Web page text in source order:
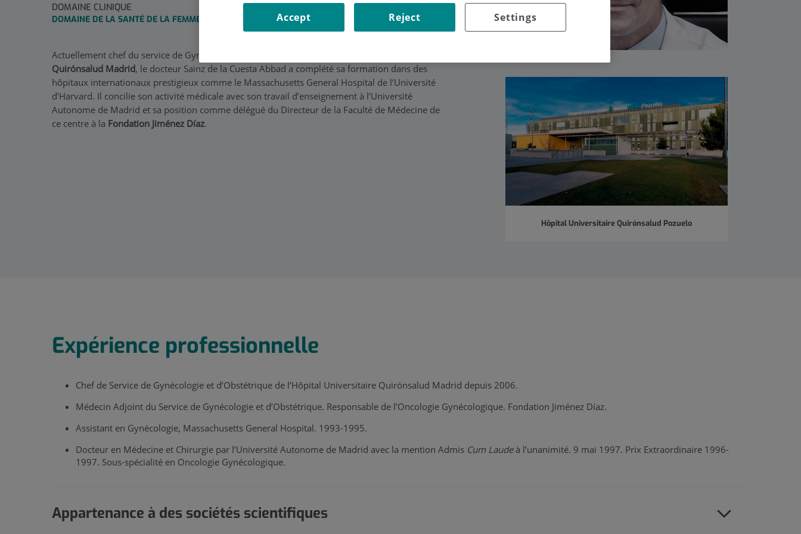
DOMAINE CLINIQUE
DOMAINE DE LA SANTÉ DE LA FEMME
Actuellement chef du service de Gynécologie et Obstétrique de l’
Quirónsalud Madrid, le docteur Sainz de la Cuesta Abbad a complété sa formation dans des
hôpitaux internationaux prestigieux comme le Massachusetts General Hospital de l’Université
d’Harvard. Il concilie son activité médicale avec son travail d’enseignement à l’Université
Autonome de Madrid et sa position comme délégué du Directeur de la Faculté de Médecine de
ce centre à la Fondation Jiménez Díaz.
Hôpital Universitaire Quirónsalud Pozuelo
Expérience professionnelle
Chef de Service de Gynécologie et d’Obstétrique de l’Hôpital Universitaire Quirónsalud Madrid depuis 2006.
Médecin Adjoint du Service de Gynécologie et d’Obstétrique. Responsable de l’Oncologie Gynécologique. Fondation Jiménez Díaz.
Assistant en Gynécologie, Massachusetts General Hospital. 1993-1995.
Docteur en Médecine et Chirurgie par l’Université Autonome de Madrid avec la mention Admis Cum Laudeà l’unanimité. 9 mai 1997. Prix Extraordinaire 1996-
1997. Sous-spécialité en Oncologie Gynécologique.
Appartenance à des sociétés scientifiques
Settings
Reject
Accept